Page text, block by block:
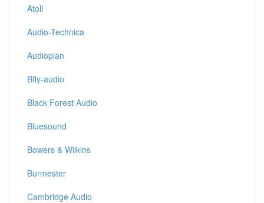
Atoll
Audio-Technica
Audioplan
Bfly-audio
Black Forest Audio
Bluesound
Bowers & Wilkins
Burmester
Cambridge Audio